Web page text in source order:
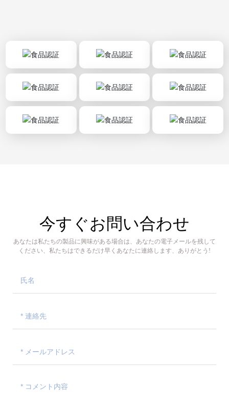
今すぐお問い合わせ
あなたは私たちの製品に興味がある場合は、あなたの電子メールを残して
ください、私たちはできるだけ早くあなたに連絡します、ありがとう!